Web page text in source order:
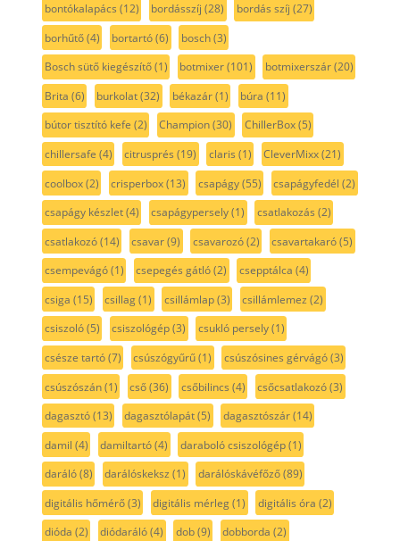
bontókalapács (12) bordásszíj (28) bordás szíj (27)
borhűtő(4) bortartó(6) bosch(3)
Bosch sütő kiegészítő(1) botmixer(101) botmixerszár(20)
Brita (6) burkolat(32) békazár(1) búra (11)
bútor tisztító kefe (2) Champion(30) ChillerBox(5)
chillersafe (4) citrusprés (19) claris (1) CleverMixx(21)
coolbox(2) crisperbox(13) csapágy(55) csapágyfedél (2)
csapágy készlet(4) csapágypersely(1) csatlakozás (2)
csatlakozó(14) csavar(9) csavarozó(2) csavartakaró(5)
csempevágó(1) csepegés gátló(2) csepptálca (4)
csiga (15) csillag(1) csillámlap(3) csillámlemez (2)
csiszoló(5) csiszológép(3) csukló persely(1)
csésze tartó(7) csúszógyűrű(1) csúszósines gérvágó(3)
csúszószán(1) cső(36) csőbilincs (4) csőcsatlakozó(3)
dagasztó(13) dagasztólapát(5) dagasztószár(14)
damil (4) damiltartó(4) daraboló csiszológép(1)
daráló(8) darálóskeksz (1) darálóskávéfőző(89)
digitális hőmérő(3) digitális mérleg(1) digitális óra (2)
dióda (2) diódaráló(4) dob(9) dobborda (2)